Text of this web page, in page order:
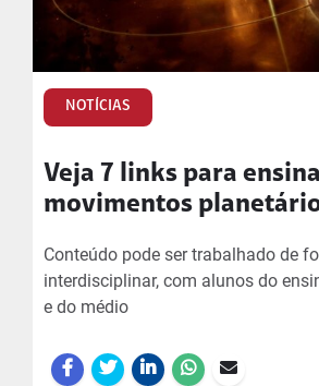
NOTÍCIAS
Veja 7 links para
movimentos
Conteúdo pode ser trabalhado de
interdisciplinar, com alunos do
e do médio